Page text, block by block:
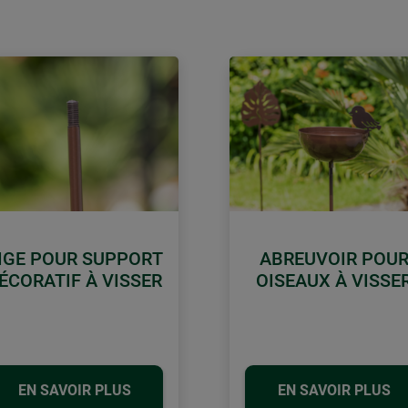
POUR SUPPORT
À VISSER
EN SAVOIR PLUS
ABREUVOIR POUR
OISEAUX À
EN SAVOIR PLUS